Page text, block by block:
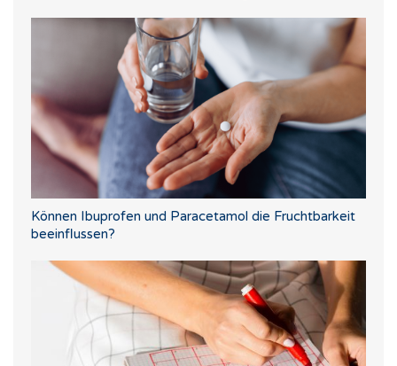
Können Ibuprofen und Paracetamol die Fruchtbarkeit
beeinflussen?